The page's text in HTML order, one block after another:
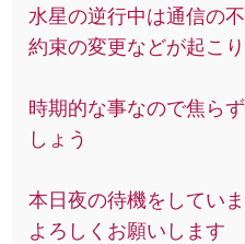
水星の逆行中は通信の
約束の変更などが起こ
時期的な事なので焦ら
しょう
本日夜の待機をしてい
よろしくお願いします